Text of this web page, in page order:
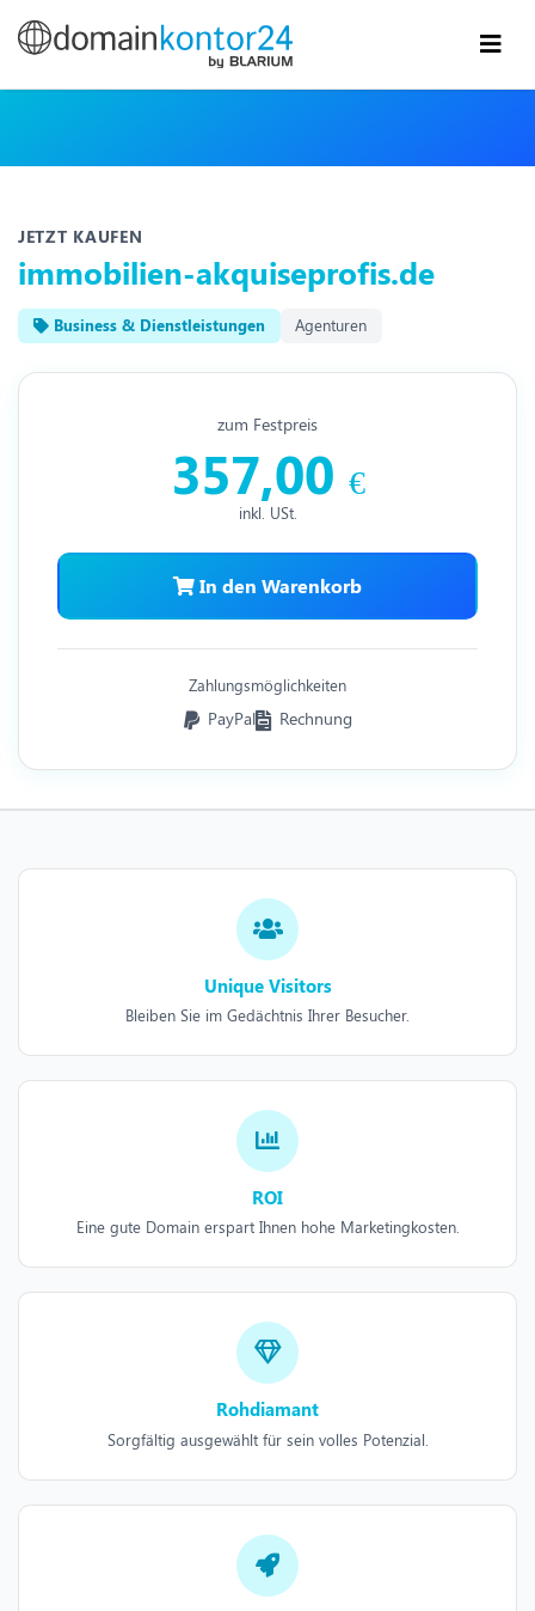
JETZT KAUFEN
immobilien-akquiseprofis.de
Business & Dienstleistungen Agenturen
zum Festpreis
357,00 €
inkl. USt.
In den Warenkorb
Zahlungsmöglichkeiten
PayPal Rechnung
Unique Visitors
Bleiben Sie im Gedächtnis Ihrer Besucher.
ROI
Eine gute Domain erspart Ihnen hohe Marketingkosten.
Rohdiamant
Sorgfältig ausgewählt für sein volles Potenzial.